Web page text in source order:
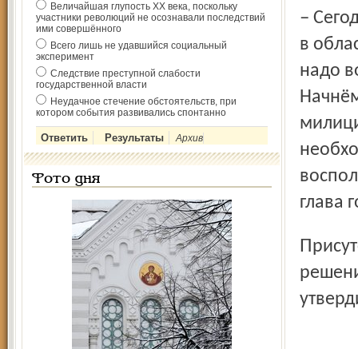
Величайшая глупость ХХ века, поскольку
участники революций не осознавали последствий
ими совершённого
Всего лишь не удавшийся социальный
эксперимент
Следствие преступной слабости
государственной власти
Неудачное стечение обстоятельств, при
котором события развивались спонтанно
Архив
Фото дня
– Сегодня становится понятно, что ипотечные программы
в
надо
глава
Присутствовавшие на публичных слушаниях приняли